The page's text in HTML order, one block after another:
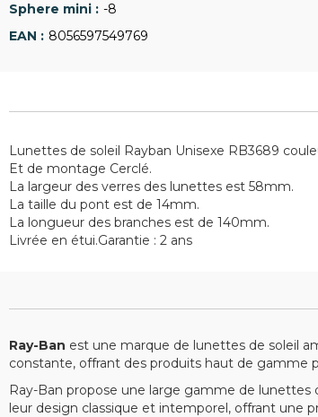
-8
8056597549769
Lunettes de soleil Rayban Unisexe RB3689
Et de montage Cerclé.
La largeur des verres des lunettes est 58mm.
La taille du pont est de 14mm.
La longueur des branches est de 140mm.
Livrée en étui.Garantie : 2 ans
Ray-Ban est une marque de lunettes de soleil
constante, offrant des produits haut de gamme
Ray-Ban propose une large gamme de
leur design classique et intemporel, offrant une